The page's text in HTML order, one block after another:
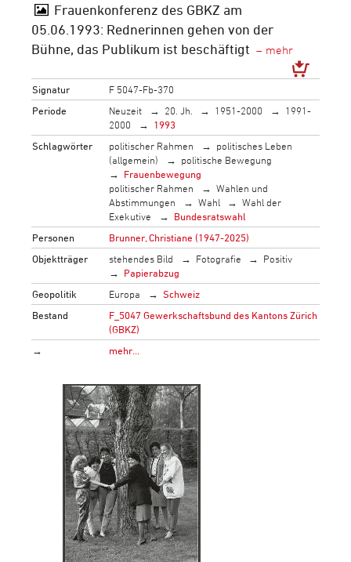
Frauenkonferenz des GBKZ am
05.06.1993: Rednerinnen gehen von der
Bühne, das Publikum ist beschäftigt
Signatur
F 5047-Fb-370
Periode
Neuzeit 20. Jh. 1951-2000
1991-
2000
1993
Schlagwörter
politischer Rahmen
politisches Leben
(allgemein)
politische Bewegung
Frauenbewegung
politischer Rahmen
Wahlen und
Abstimmungen
Wahl
Wahl der
Exekutive
Bundesratswahl
Personen
Brunner, Christiane (1947-2025)
Objektträger
stehendes Bild Fotografie
Positiv
Papierabzug
Geopolitik
Europa
Schweiz
Bestand
F_5047 Gewerkschaftsbund des Kantons Zürich
(GBKZ)
→
mehr…